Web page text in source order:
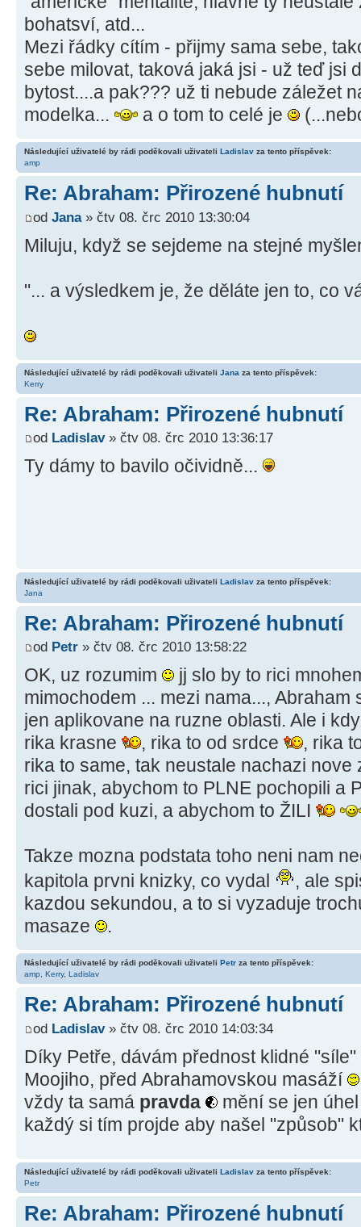
bohatsví, atd...
Mezi řádky cítím - přijmy sama sebe,
sebe milovat, taková jaká jsi - už teď jsi
bytost....a pak??? už ti nebude záležet
modelka...
a o tom to celé je
Následující uživatelé by rádi poděkovali uživateli Ladislav za tento příspěvek:
amp
Re: Abraham: Přirozené hubnutí
od Jana» čtv 08. črc 2010 13:30:04
Miluju, když se sejdeme na stejné
"... a výsledkem je, že děláte jen to, co
Následující uživatelé by rádi poděkovali uživateli Jana za tento příspěvek:
Kerry
Re: Abraham: Přirozené hubnutí
od Ladislav» čtv 08. črc 2010 13:36:17
Ty dámy to bavilo očividně...
Následující uživatelé by rádi poděkovali uživateli Ladislav za tento příspěvek:
Jana
Re: Abraham: Přirozené hubnutí
od Petr » čtv 08. črc 2010 13:58:22
OK, uz rozumim
jj slo by to rici
mimochodem ... mezi nama...,
jen aplikovane na ruzne oblasti. Ale i
rika krasne
, rika to od srdce
, rika
rika to same, tak neustale nachazi nove
rici jinak, abychom to PLNE pochopili a
dostali pod kuzi, a abychom to ŽILI
Takze mozna podstata toho neni nam
kapitola prvni knizky, co vydal
, ale
kazdou sekundou, a to si vyzaduje
masaze
.
Následující uživatelé by rádi poděkovali uživateli Petr za tento příspěvek:
amp
Kerry, Ladislav
Re: Abraham: Přirozené hubnutí
od Ladislav» čtv 08. črc 2010 14:03:34
Díky Petře, dávám přednost klidné
Moojiho, před Abrahamovskou masáží
vždy ta samá pravda
mění se jen
každý si tím projde aby našel "způsob"
Následující uživatelé by rádi poděkovali uživateli Ladislav za tento příspěvek:
Petr
Re: Abraham: Přirozené hubnutí